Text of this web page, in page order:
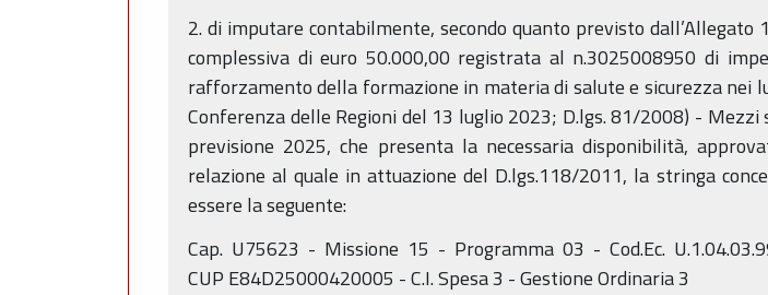
2. di imputare contabilmente, secondo quanto previsto
complessiva di euro 50.000,00 registrata al n.3025008950 di
rafforzamento della formazione in materia di salute e sicurezza nei
Conferenza delle Regioni del 13 luglio 2023; D.lgs. 81/2008) -
previsione 2025, che presenta la necessaria disponibilità,
relazione al quale in attuazione del D.lgs.118/2011, la stringa
essere la seguente:
Cap. U75623 - Missione 15 - Programma 03 - Cod.Ec.
CUP E84D25000420005 - C.I. Spesa 3 - Gestione Ordinaria 3